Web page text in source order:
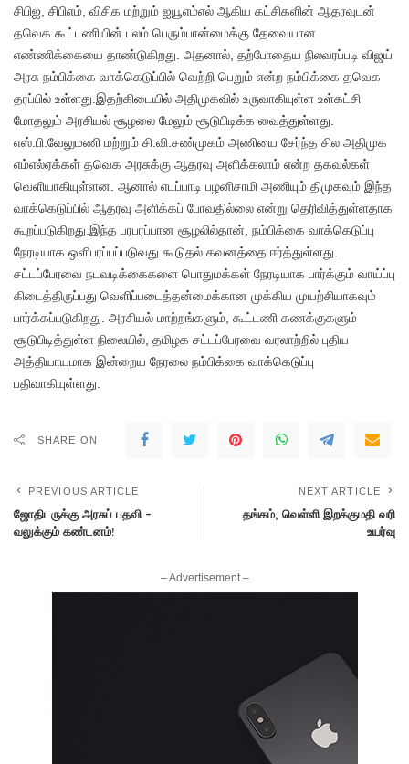
சிபிஐ, சிபிஎம், விசிக மற்றும் ஐயூஎம்எல் ஆகிய கட்சிகளின் ஆதரவுடன்
தவெக கூட்டணியின் பலம் பெரும்பான்மைக்கு தேவையான
எண்ணிக்கையை தாண்டுகிறது. அதனால், தற்போதைய நிலவரப்படி விஜய்
அரசு நம்பிக்கை வாக்கெடுப்பில் வெற்றி பெறும் என்ற நம்பிக்கை தவெக
தரப்பில் உள்ளது.இதற்கிடையில் அதிமுகவில் உருவாகியுள்ள உள்கட்சி
மோதலும் அரசியல் சூழலை மேலும் சூடுபிடிக்க வைத்துள்ளது.
எஸ்.பி.வேலுமணி மற்றும் சி.வி.சண்முகம் அணியை சேர்ந்த சில அதிமுக
எம்எல்ஏக்கள் தவெக அரசுக்கு ஆதரவு அளிக்கலாம் என்ற தகவல்கள்
வெளியாகியுள்ளன. ஆனால் எடப்பாடி பழனிசாமி அணியும் திமுகவும் இந்த
வாக்கெடுப்பில் ஆதரவு அளிக்கப் போவதில்லை என்று தெரிவித்துள்ளதாக
கூறப்படுகிறது.இந்த பரபரப்பான சூழலில்தான், நம்பிக்கை வாக்கெடுப்பு
நேரடியாக ஒளிபரப்பப்படுவது கூடுதல் கவனத்தை ஈர்த்துள்ளது.
சட்டப்பேரவை நடவடிக்கைகளை பொதுமக்கள் நேரடியாக பார்க்கும் வாய்ப்பு
கிடைத்திருப்பது வெளிப்படைத்தன்மைக்கான முக்கிய முயற்சியாகவும்
பார்க்கப்படுகிறது. அரசியல் மாற்றங்களும், கூட்டணி கணக்குகளும்
சூடுபிடித்துள்ள நிலையில், தமிழக சட்டப்பேரவை வரலாற்றில் புதிய
அத்தியாயமாக இன்றைய நேரலை நம்பிக்கை வாக்கெடுப்பு
பதிவாகியுள்ளது.
SHARE ON
PREVIOUS ARTICLE
ஜோதிடருக்கு அரசுப் பதவி –
வலுக்கும் கண்டனம்!
NEXT ARTICLE
தங்கம், வெள்ளி இறக்குமதி வரி
உயர்வு
– Advertisement –